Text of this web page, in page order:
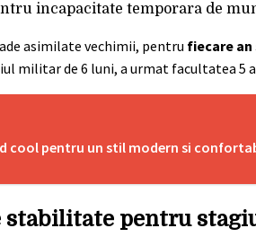
incapacitate temporara de
asimilate vechimii, pentru fiecare an
militar de 6 luni, a urmat facultatea 5
cool pentru un stil modern si
stabilitate pentru